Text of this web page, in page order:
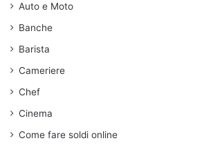
Auto e Moto
Banche
Barista
Cameriere
Chef
Cinema
Come fare soldi online